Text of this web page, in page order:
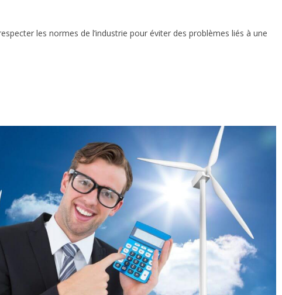
les normes de l’industrie pour éviter des problèmes liés à une